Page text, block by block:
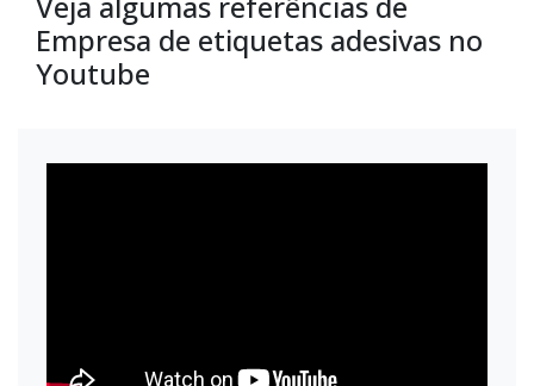
Empresa de etiquetas adesivas no
Youtube